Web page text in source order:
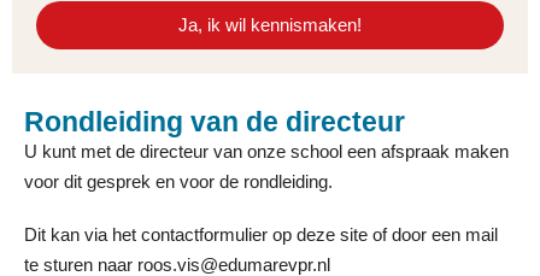
Rondleiding van de directeur
U kunt met de directeur van onze school een afspraak maken
voor dit gesprek en voor de rondleiding.
Dit kan via het contactformulier op deze site of door een mail
te sturen naar roos.vis@edumarevpr.nl
Ja, ik wil kennismaken!